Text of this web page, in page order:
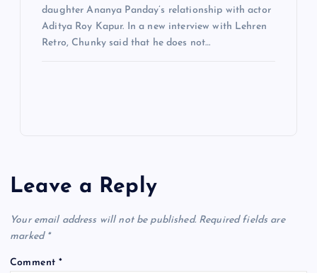
daughter Ananya Panday’s relationship with actor
Aditya Roy Kapur. In a new interview with Lehren
Retro, Chunky said that he does not…
Leave a Reply
Your email address will not be published. Required fields are
marked *
Comment*